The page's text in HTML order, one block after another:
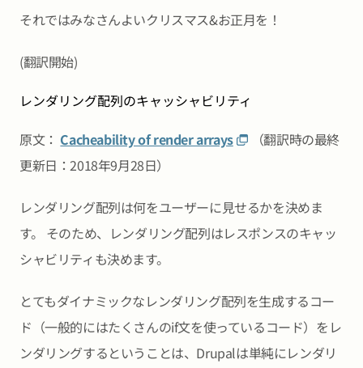
それではみなさんよいクリスマス&お正月を！
(翻訳開始)
レンダリング配列のキャッシャビリティ
原文： Cacheability of render arrays
（翻訳時の最終
更新日：2018年9月28日）
レンダリング配列は何をユーザーに見せるかを決めま
す。 そのため、レンダリング配列はレスポンスのキャッ
シャビリティも決めます。
とてもダイナミックなレンダリング配列を生成するコー
ド（一般的にはたくさんのif文を使っているコード）をレ
ンダリングするということは、Drupalは単純にレンダリ